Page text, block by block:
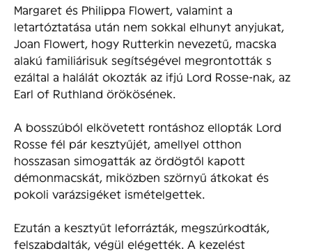
Margaret és Philippa Flowert, valamint a
letartóztatása után nem sokkal elhunyt anyjukat,
Joan Flowert, hogy Rutterkin nevezetű, macska
alakú familiárisuk segítségével megrontották s
ezáltal a halálát okozták az ifjú Lord Rosse-nak, az
Earl of Ruthland örökösének.
A bosszúból elkövetett rontáshoz ellopták Lord
Rosse fél pár kesztyűjét, amellyel otthon
hosszasan simogatták az ördögtől kapott
démonmacskát, miközben szörnyű átkokat és
pokoli varázsigéket ismételgettek.
Ezután a kesztyűt leforrázták, megszúrkodták,
felszabdalták, végül elégették. A kezelést